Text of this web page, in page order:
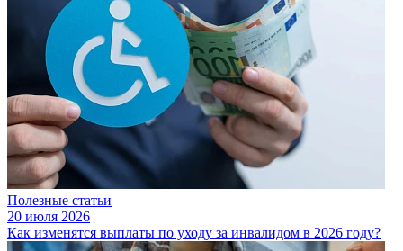
Полезные статьи
20 июля 2026
Как изменятся выплаты по уходу за инвалидом в 2026 году?